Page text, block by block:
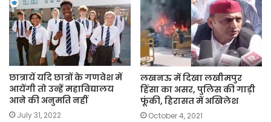
छात्रायें यदि छात्रों के गणवेश में
आयेंगी तो उन्हें महाविद्यालय
आने की अनुमति नहीं
July 31, 2022
लखनऊ में दिखा लखीमपुर
हिंसा का असर, पुलिस की गाड़ी
फूंकी, हिरासत में अखिलेश
October 4, 2021